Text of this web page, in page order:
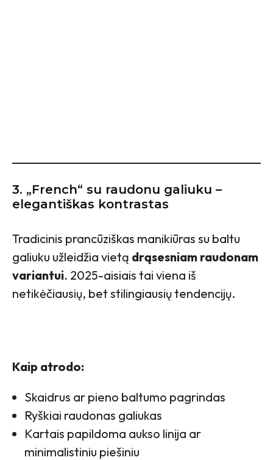
3. „French“ su raudonu galiuku –
elegantiškas kontrastas
Tradicinis prancūziškas manikiūras su baltu
galiuku užleidžia vietą drąsesniam raudonam
variantui. 2025-aisiais tai viena iš
netikėčiausių, bet stilingiausių tendencijų.
Kaip atrodo:
Skaidrus ar pieno baltumo pagrindas
Ryškiai raudonas galiukas
Kartais papildoma aukso linija ar
minimalistiniu piešiniu